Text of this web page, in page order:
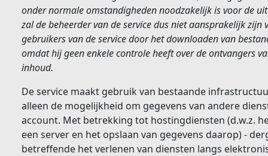
onder normale omstandigheden noodzakelijk is voor de
zal de beheerder van de service dus niet aansprakelijk
gebruikers van de service door het downloaden van
omdat hij geen enkele controle heeft over de ontvangers
inhoud.
De service maakt gebruik van bestaande
alleen de mogelijkheid om gegevens van andere
account. Met betrekking tot hostingdiensten (d.w.z.
een server en het opslaan van gegevens daarop) -
betreffende het verlenen van diensten langs